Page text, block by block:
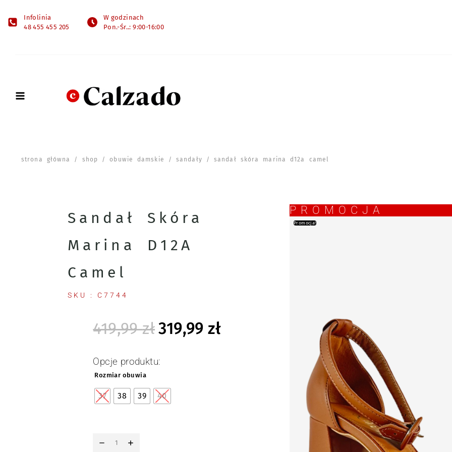
Infolinia
48 455 455 205
W godzinach
Pon.-Śr..: 9:00-16:00
strona główna / shop /obuwie damskie /sandały / sandał skóra marina d12a camel
Sandał Skóra
Marina D12A
Camel
SKU : C7744
419,99zł319,99zł
Opcje produktu:
Rozmiar obuwia
37 38 39 40
PROMOCJA
Promocja!